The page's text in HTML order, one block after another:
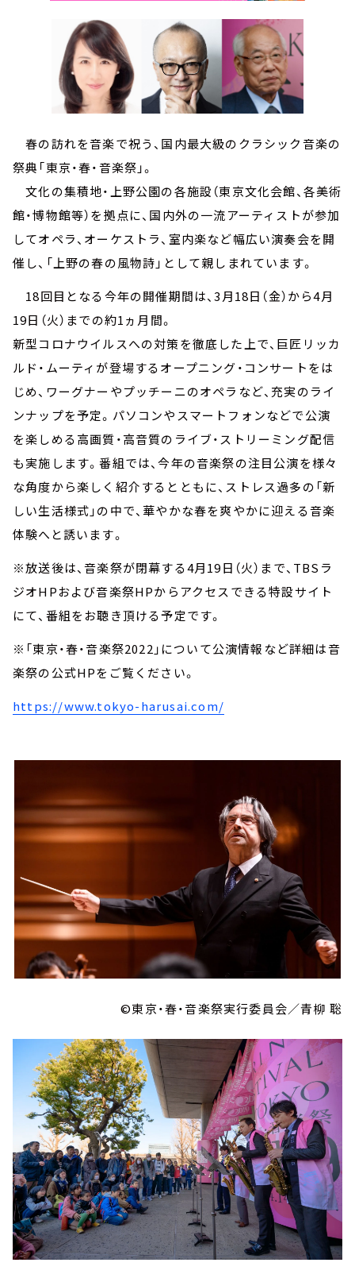
春の訪れを音楽で祝う、国内最大級のクラシック音楽の
祭典「東京・春・音楽祭」。
文化の集積地・上野公園の各施設（東京文化会館、各美術
館・博物館等）を拠点に、国内外の一流アーティストが参加
してオペラ、オーケストラ、室内楽など幅広い演奏会を開
催し、「上野の春の風物詩」として親しまれています。
18回目となる今年の開催期間は、3月18日（金）から4月
19日（火）までの約1ヵ月間。
新型コロナウイルスへの対策を徹底した上で、巨匠リッカ
ルド・ムーティが登場するオープニング・コンサートをは
じめ、ワーグナーやプッチーニのオペラなど、充実のライ
ンナップを予定。パソコンやスマートフォンなどで公演
を楽しめる高画質・高音質のライブ・ストリーミング配信
も実施します。番組では、今年の音楽祭の注目公演を様々
な角度から楽しく紹介するとともに、ストレス過多の「新
しい生活様式」の中で、華やかな春を爽やかに迎える音楽
体験へと誘います。
※放送後は、音楽祭が閉幕する4月19日（火）まで、TBSラ
ジオHPおよび音楽祭HPからアクセスできる特設サイト
にて、番組をお聴き頂ける予定です。
※「東京・春・音楽祭2022」について公演情報など詳細は音
楽祭の公式HPをご覧ください。
https://www.tokyo-harusai.com/
©東京・春・音楽祭実行委員会／青柳 聡